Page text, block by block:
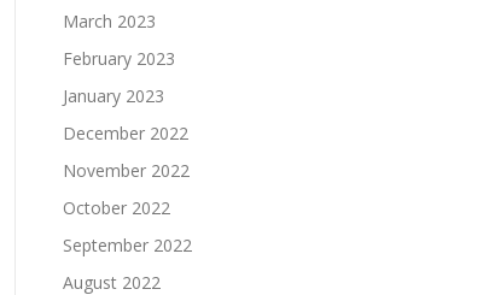
March 2023
February 2023
January 2023
December 2022
November 2022
October 2022
September 2022
August 2022